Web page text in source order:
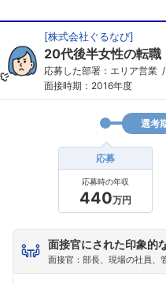
[株式会社ぐるなび]
20代後半女性の転職
応募した部署：エリア営業
面接時期：2016年度
選考
応募
応募時の年収
440万円
面接官にされた印象的
面接官：部長、現場の社員、